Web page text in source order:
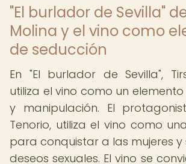
"El burlador de Sevilla"
Molina y el vino como
de seducción
En "El burlador de Sevilla",
utiliza el vino como un
y manipulación. El
Tenorio, utiliza el vino como
para conquistar a las mujeres y
deseos sexuales. El vino se